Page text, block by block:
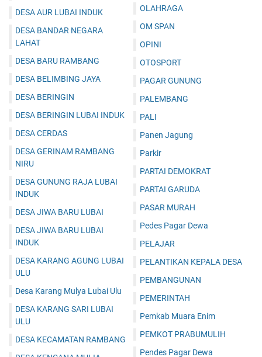
DESA AUR LUBAI INDUK
DESA BANDAR NEGARA
LAHAT
DESA BARU RAMBANG
DESA BELIMBING JAYA
DESA BERINGIN
DESA BERINGIN LUBAI INDUK
DESA CERDAS
DESA GERINAM RAMBANG
NIRU
DESA GUNUNG RAJA LUBAI
INDUK
DESA JIWA BARU LUBAI
DESA JIWA BARU LUBAI
INDUK
DESA KARANG AGUNG LUBAI
ULU
Desa Karang Mulya Lubai Ulu
DESA KARANG SARI LUBAI
ULU
DESA KECAMATAN RAMBANG
OLAHRAGA
OM SPAN
OPINI
OTOSPORT
PAGAR GUNUNG
PALEMBANG
PALI
Panen Jagung
Parkir
PARTAI DEMOKRAT
PARTAI GARUDA
PASAR MURAH
Pedes Pagar Dewa
PELAJAR
PELANTIKAN KEPALA DESA
PEMBANGUNAN
PEMERINTAH
Pemkab Muara Enim
PEMKOT PRABUMULIH
Pendes Pagar Dewa